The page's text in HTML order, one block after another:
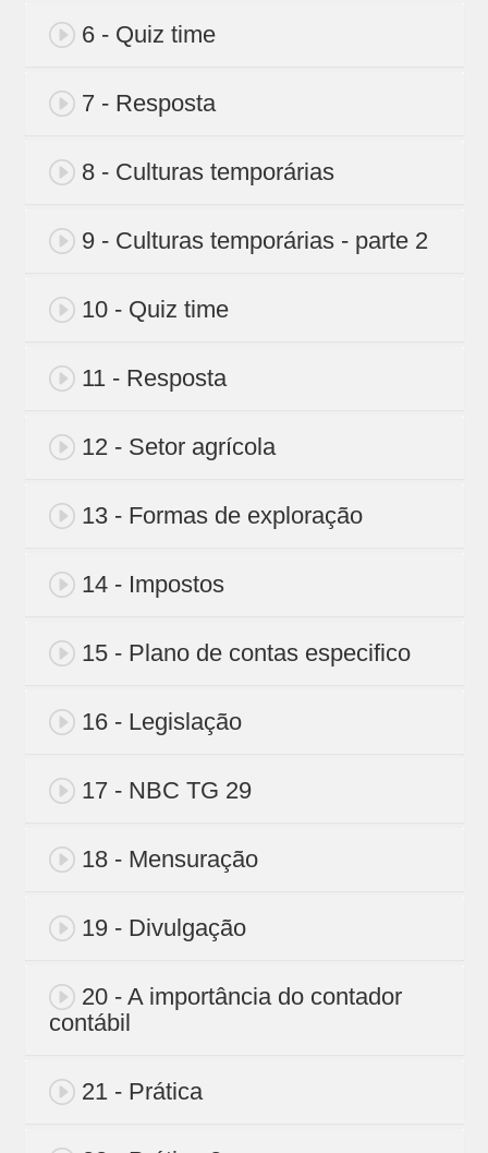
6 - Quiz time
7 - Resposta
8 - Culturas temporárias
9 - Culturas temporárias - parte 2
10 - Quiz time
11 - Resposta
12 - Setor agrícola
13 - Formas de exploração
14 - Impostos
15 - Plano de contas especifico
16 - Legislação
17 - NBC TG 29
18 - Mensuração
19 - Divulgação
20 - A importância do contador
contábil
21 - Prática